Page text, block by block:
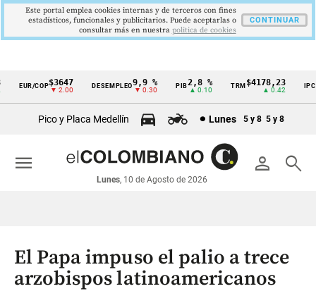
Cintillo
económicos
Colombia
EUR/COP$3647
▼ 2.00
DESEMPLEO 9,9 %
▼ 0.30
PIB2,8 %
▲ 0.10
TRM$4178,23
▲ 0.42
Pico y Placa Medellín Lunes 5 y 8 5 y 8
person search
Lunes, 10 de Agosto de 2026
menu
El Papa impuso el palio a trece
arzobispos latinoamericanos
Este portal emplea cookies internas y de terceros con fines
estadísticos, funcionales y publicitarios. Puede aceptarlas o
consultar más en nuestra politica de cookies
CONTINUAR